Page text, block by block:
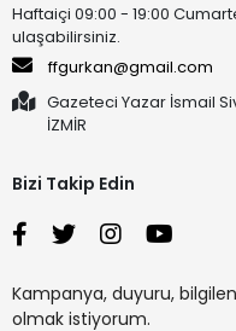
Haftaiçi 09:00 - 19:00
ulaşabilirsiniz.
ffgurkan@gmail.com
Gazeteci Yazar İsmail
İZMİR
Bizi Takip Edin
Kampanya, duyuru,
olmak istiyorum.